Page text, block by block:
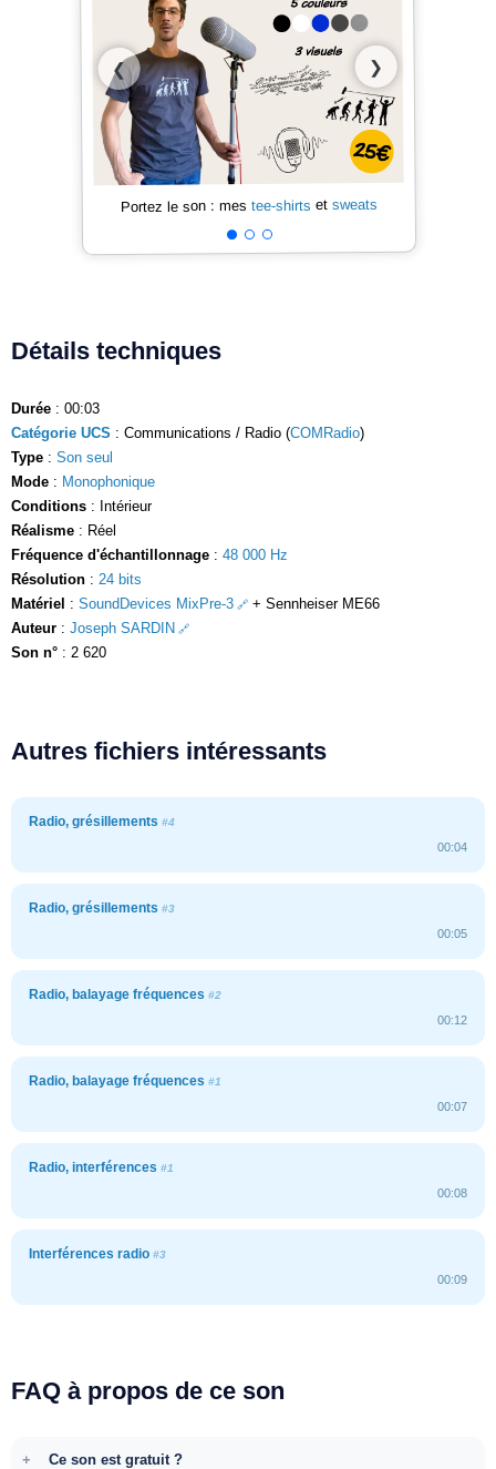
❮ ❯
Portez le son : mes tee-shirts et sweats
Détails techniques
Durée : 00:03
Catégorie UCS : Communications / Radio (COMRadio)
Type : Son seul
Mode : Monophonique
Conditions : Intérieur
Réalisme : Réel
Fréquence d'échantillonnage : 48 000 Hz
Résolution : 24 bits
Matériel : SoundDevices MixPre-3
+ Sennheiser ME66
Auteur : Joseph SARDIN
Son n° : 2 620
Autres fichiers intéressants
Radio, grésillements #4
00:04
Radio, grésillements #3
00:05
Radio, balayage fréquences #2
00:12
Radio, balayage fréquences #1
00:07
Radio, interférences #1
00:08
Interférences radio #3
00:09
FAQ à propos de ce son
Ce son est gratuit ?